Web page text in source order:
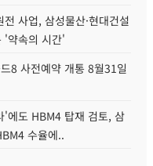
사업, 삼성물산·현대건설
'약속의 시간'
8 사전예약 개통 8월31일
'에도 HBM4 탑재 검토, 삼
수율에..